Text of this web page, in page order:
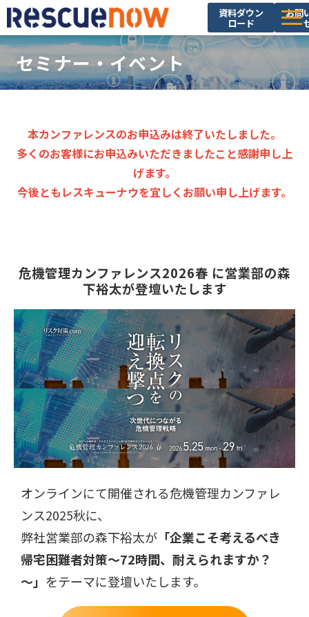
資料ダウン
ロード
お問
サービス
導入実績
ブログ
お役立ち資料
ニュース
セミナー・イベント
本カンファレンスのお申込みは終了いたしました。
多くのお客様にお申込みいただきましたこと感謝申し上
げます。
今後ともレスキューナウを宜しくお願い申し上げます。
危機管理カンファレンス2026春 に営業部の森
下裕太が登壇いたします
オンラインにて開催される危機管理カンファレ
ンス2025秋に、
弊社営業部の森下裕太が 「企業こそ考えるべき
帰宅困難者対策～72時間、耐えられますか？
～」 をテーマに登壇いたします。